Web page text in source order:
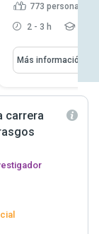
773 personas
2 - 3 h
Más información
carrera